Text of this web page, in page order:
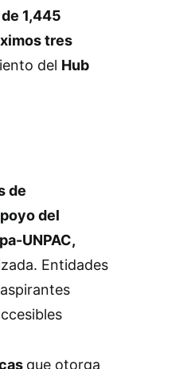
1,445
tres
del Hub
de
del
UNPAC,
Entidades
que otorga